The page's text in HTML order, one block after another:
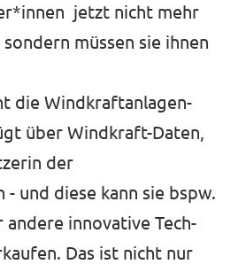
jetzt nicht mehr
müssen sie ihnen
die Windkraftanlagen-
über Windkraft-Daten,
der
und diese kann sie bspw.
andere innovative Tech-
Das ist nicht nur